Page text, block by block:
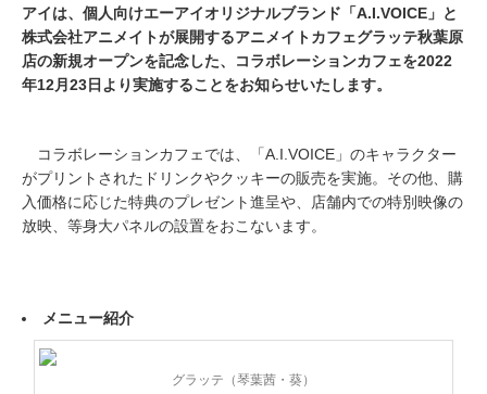
アイは、個人向けエーアイオリジナルブランド「A.I.VOICE」と
株式会社アニメイトが展開するアニメイトカフェグラッテ秋葉原
店の新規オープンを記念した、コラボレーションカフェを2022
年12月23日より実施することをお知らせいたします。
コラボレーションカフェでは、「A.I.VOICE」のキャラクター
がプリントされたドリンクやクッキーの販売を実施。その他、購
入価格に応じた特典のプレゼント進呈や、店舗内での特別映像の
放映、等身大パネルの設置をおこないます。
メニュー紹介
グラッテ（琴葉茜・葵）